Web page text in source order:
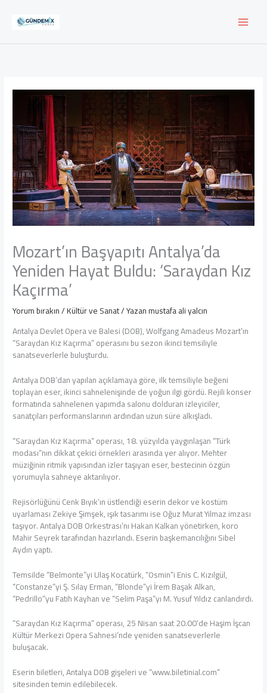
Mozart’ın Başyapıtı Antalya’da
Yeniden Hayat Buldu: ‘Saraydan Kız
Kaçırma’
Yorum bırakın/Kültür ve Sanat/ Yazanmustafa ali yalcın
Antalya Devlet Opera ve Balesi (DOB), Wolfgang Amadeus Mozart’ın
“Saraydan Kız Kaçırma” operasını bu sezon ikinci temsiliyle
sanatseverlerle buluşturdu.
Antalya DOB’dan yapılan açıklamaya göre, ilk temsiliyle beğeni
toplayan eser, ikinci sahnelenişinde de yoğun ilgi gördü. Rejili konser
formatında sahnelenen yapımda salonu dolduran izleyiciler,
sanatçıları performanslarının ardından uzun süre alkışladı.
“Saraydan Kız Kaçırma” operası, 18. yüzyılda yaygınlaşan “Türk
modası”nın dikkat çekici örnekleri arasında yer alıyor. Mehter
müziğinin ritmik yapısından izler taşıyan eser, bestecinin özgün
yorumuyla sahneye aktarılıyor.
Rejisörlüğünü Cenk Bıyık’ın üstlendiği eserin dekor ve kostüm
uyarlaması Zekiye Şimşek, ışık tasarımı ise Oğuz Murat Yılmaz imzası
taşıyor. Antalya DOB Orkestrası’nı Hakan Kalkan yönetirken, koro
Mahir Seyrek tarafından hazırlandı. Eserin başkemancılığını Sibel
Aydın yaptı.
Temsilde “Belmonte”yi Ulaş Kocatürk, “Osmin”i Enis C. Kızılgül,
“Constanze”yi Ş. Sılay Erman, “Blonde”yi İrem Başak Alkan,
“Pedrillo”yu Fatih Kayhan ve “Selim Paşa”yı M. Yusuf Yıldız canlandırdı.
“Saraydan Kız Kaçırma” operası, 25 Nisan saat 20.00’de Haşim İşcan
Kültür Merkezi Opera Sahnesi’nde yeniden sanatseverlerle
buluşacak.
Eserin biletleri, Antalya DOB gişeleri ve “www.biletinial.com”
sitesinden temin edilebilecek.